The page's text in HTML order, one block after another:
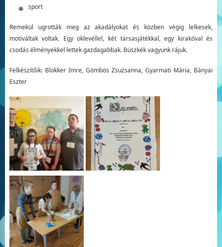
sport
Remekül ugrották meg az akadályokat és közben végig lelkesek,
motiváltak voltak. Egy oklevéllel, két társasjátékkal, egy kirakóval és
csodás élményekkel lettek gazdagabbak. Büszkék vagyunk rájuk.
Felkészítőik: Blokker Imre, Gömbös Zsuzsanna, Gyarmati Mária, Bányai
Eszter